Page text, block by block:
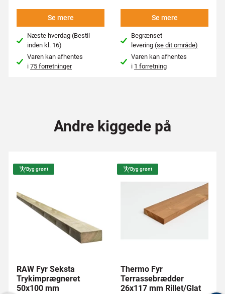
Se mere
Næste hverdag (Bestil
inden kl. 16)
Varen kan afhentes
i75 forretninger
Se mere
Begrænset
levering(se dit område)
Varen kan afhentes
i 1 forretning
Andre kiggede på
Byg grønt
RAW Fyr Seksta
Trykimprægneret
50x100 mm
Byg grønt
Thermo Fyr
Terrassebrædder
26x117 mm Rillet/Glat